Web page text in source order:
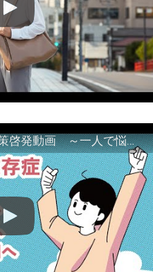
「ギャンブル等依存症対策啓発動画 ～一人で悩まず、家族で悩まず、まず！相談機関へ～」